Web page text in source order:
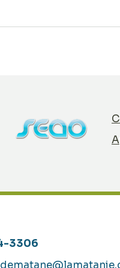
3306